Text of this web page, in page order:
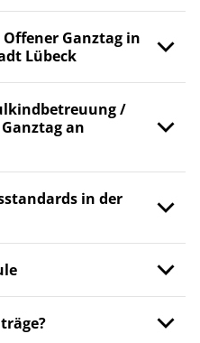
Ganztag in
Lübeck
/
an
in der